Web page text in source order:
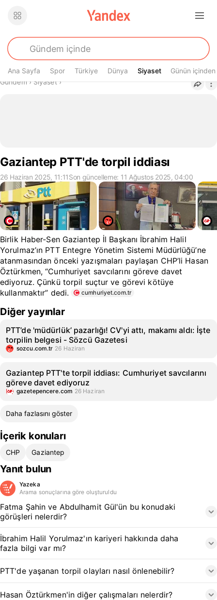
Ana Sayfa Spor Türkiye Dünya Siyaset
Siyaset Günün içinden
Buradasın
Gündem› Siyaset›
Gaziantep PTT'de torpil iddiası
26 Haziran 2025, 11:11Son güncelleme: 11 Ağustos 2025, 04:00
Birlik Haber-Sen Gaziantep İl Başkanı İbrahim Halil
Yorulmaz’ın PTT Entegre Yönetim Sistemi Müdürlüğü’ne
atanmasından önceki yazışmaları paylaşan CHP’li Hasan
Öztürkmen, “Cumhuriyet savcılarını göreve davet
ediyoruz. Çünkü torpil suçtur ve görevi kötüye
kullanmaktır” dedi.
cumhuriyet.com.tr
Diğer yayınlar
PTT’de 'müdürlük’ pazarlığı! CV'yi attı, makamı aldı: İşte
torpilin belgesi - Sözcü Gazetesi
sozcu.com.tr 26 Haziran
Gaziantep PTT'te torpil iddiası: Cumhuriyet savcılarını
göreve davet ediyoruz
gazetepencere.com 26 Haziran
Daha fazlasını göster
İçerik konuları
CHP Gaziantep
Yanıt bulun
Yazeka
Arama sonuçlarına göre oluşturuldu
Fatma Şahin ve Abdulhamit Gül'ün bu konudaki
görüşleri nelerdir?
İbrahim Halil Yorulmaz'ın kariyeri hakkında daha
fazla bilgi var mı?
PTT'de yaşanan torpil olayları nasıl önlenebilir?
Hasan Öztürkmen'in diğer çalışmaları nelerdir?